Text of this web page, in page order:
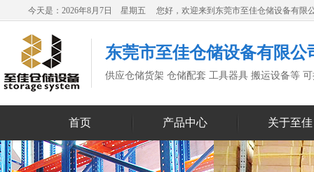
今天是：2026年8月7日 星期五 您好，欢迎来到东莞市至佳仓储设备有限
东莞市至佳仓储设备有限公
供应仓储货架 仓储配套 工具器具 搬运设备等
首页 产品中心 关于至佳